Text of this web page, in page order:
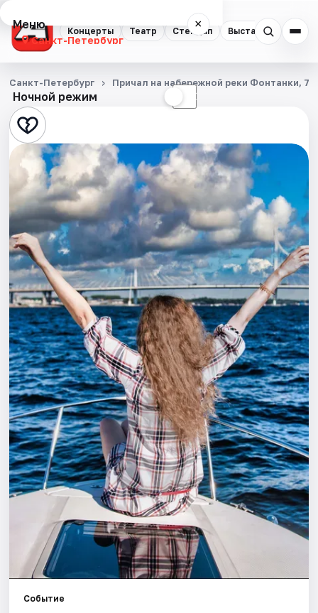
Концерты Театр Стендап Выставки
Меню ×
Санкт-Петербург
Концерты
Театр
Стендап
Выставки
Квесты
Экскурсии
Спорт
События
Города
Площадки
Артисты
Рейтинги
Ночной режим ☾
Санкт-Петербург Причал на набережной реки Фонтанки, 71
Событие